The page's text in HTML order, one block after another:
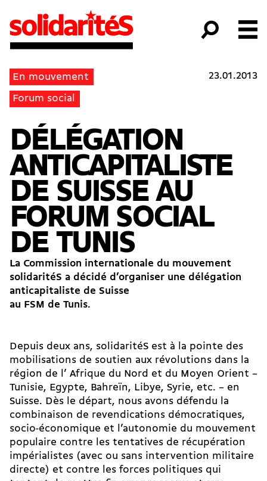
En mouvement
Forum social
23.01.2013
DÉLÉGATION
ANTICAPITALISTE
DE SUISSE AU
FORUM SOCIAL
DE TUNIS
La Commission internationale du mouvement
solidaritéS a décidé d’organiser une délégation
anticapitaliste de Suisse
au FSM de Tunis.
Depuis deux ans, solidaritéS est à la pointe des
mobilisations de soutien aux révolutions dans la
région de l’ Afrique du Nord et du Moyen Orient –
Tunisie, Egypte, Bahreïn, Libye, Syrie, etc. – en
Suisse. Dès le départ, nous avons défendu la
combinaison de revendications démocratiques,
socio-économique et l’autonomie du mouvement
populaire contre les tentatives de récupération
impérialistes (avec ou sans intervention militaire
directe) et contre les forces politiques qui